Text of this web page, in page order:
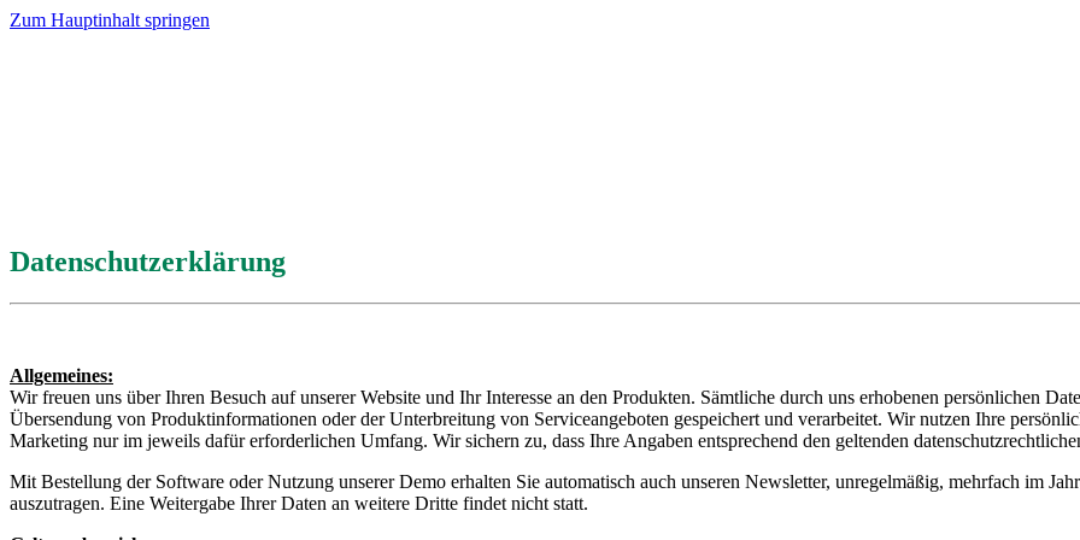
Zum Hauptinhalt springen
Datenschutzerklärung
Allgemeines:
Wir freuen uns über Ihren Besuch auf unserer Website und Ihr Interesse an den Produkten. Sämtliche durch uns erhobenen persönlichen
Übersendung von Produktinformationen oder der Unterbreitung von Serviceangeboten gespeichert und verarbeitet. Wir nutzen Ihre
Marketing nur im jeweils dafür erforderlichen Umfang. Wir sichern zu, dass Ihre Angaben entsprechend den geltenden
Mit Bestellung der Software oder Nutzung unserer Demo erhalten Sie automatisch auch unseren Newsletter, unregelmäßig, mehrfach im
auszutragen. Eine Weitergabe Ihrer Daten an weitere Dritte findet nicht statt.